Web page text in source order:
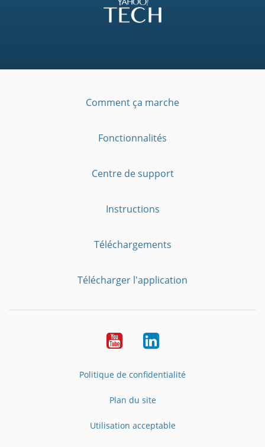
Comment ça marche
Fonctionnalités
Centre de support
Instructions
Téléchargements
Télécharger l'application
YouTubeLinkedIn
Politique de confidentialité
Plan du site
Utilisation acceptable